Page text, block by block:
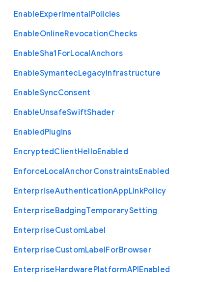
EnableExperimentalPolicies
EnableOnlineRevocationChecks
EnableSha1 ForLocalAnchors
EnableSymantecLegacyInfrastructure
EnableSyncConsent
EnableUnsafeSwiftShader
EnabledPlugins
EncryptedClientHelloEnabled
EnforceLocalAnchorConstraintsEnabled
EnterpriseAuthenticationAppLinkPolicy
EnterpriseBadgingTemporarySetting
EnterpriseCustomLabel
EnterpriseCustomLabelForBrowser
EnterpriseHardwarePlatformAPIEnabled